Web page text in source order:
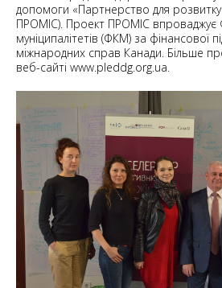
допомоги «Партнерство для розвитку
ПРОМІС). Проект ПРОМІС впроваджує
муніципалітетів (ФКМ) за фінансової
міжнародних справ Канади. Більше
веб-сайті www.pleddg.org.ua.